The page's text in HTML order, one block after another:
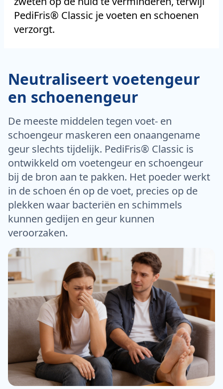
PediFris® Classic je voeten en schoenen
verzorgt.
Neutraliseert voetengeur
en schoenengeur
De meeste middelen tegen voet- en
schoengeur maskeren een onaangename
geur slechts tijdelijk. PediFris® Classic is
ontwikkeld om voetengeur en schoengeur
bij de bron aan te pakken. Het poeder werkt
in de schoen én op de voet, precies op de
plekken waar bacteriën en schimmels
kunnen gedijen en geur kunnen
veroorzaken.